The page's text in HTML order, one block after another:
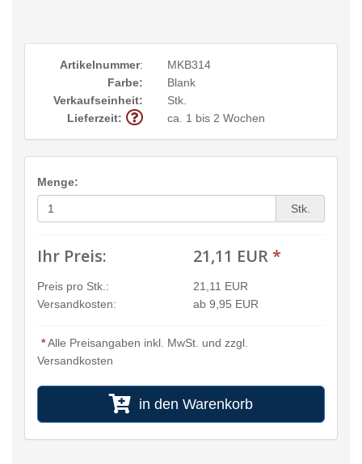
Artikelnummer:
MKB314
Farbe:
Blank
Verkaufseinheit:
Stk.
Lieferzeit:
ca. 1 bis 2 Wochen
Menge:
Stk.
Ihr Preis: 21,11 EUR*
Preis pro Stk.:
21,11 EUR
Versandkosten:
ab 9,95 EUR
*Alle Preisangaben inkl. MwSt. und zzgl.
Versandkosten
in den Warenkorb